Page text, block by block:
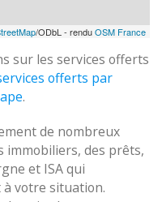
/ODbL - renduOSM France
sur les services offerts
offerts par
.
de nombreux
immobiliers, des prêts,
et ISA qui
votre situation.